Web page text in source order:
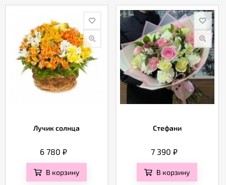
Лучик солнца
6 780₽
В корзину
Стефани
7 390 ₽
В корзину